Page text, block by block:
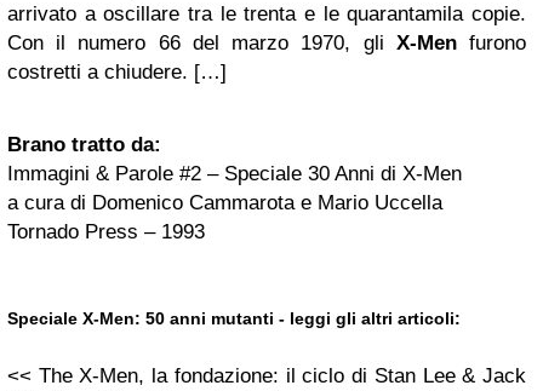
arrivato a oscillare tra le trenta e le quarantamila copie.
Con il numero 66 del marzo 1970, gli X-Menfurono
costretti a chiudere. […]
Brano tratto da:
Immagini & Parole #2 – Speciale 30 Anni di X-Men
a cura di Domenico Cammarota e Mario Uccella
Tornado Press – 1993
Speciale X-Men: 50 anni mutanti - leggi gli altri articoli:
<< The X-Men, la fondazione: il ciclo di Stan Lee & Jack